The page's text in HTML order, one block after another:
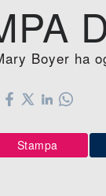
Boyer ha
Stampa